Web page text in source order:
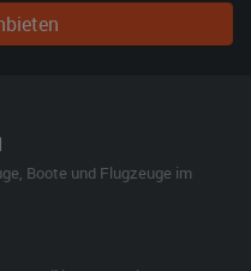
Boote und Flugzeuge im